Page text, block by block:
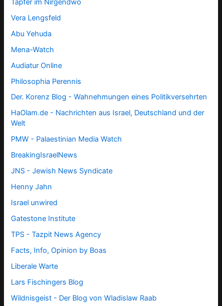
Tapfer im Nirgendwo
Vera Lengsfeld
Abu Yehuda
Mena-Watch
Audiatur Online
Philosophia Perennis
Der. Korenz Blog - Wahnehmungen eines Politikversehrten
HaOlam.de - Nachrichten aus Israel, Deutschland und der
Welt
PMW - Palaestinian Media Watch
BreakingIsraelNews
JNS - Jewish News Syndicate
Henny Jahn
Israel unwired
Gatestone Institute
TPS -Tazpit News Agency
Facts, Info, Opinion by Boas
Liberale Warte
Lars Fischingers Blog
Wildnisgeist - Der Blog von Wladislaw Raab